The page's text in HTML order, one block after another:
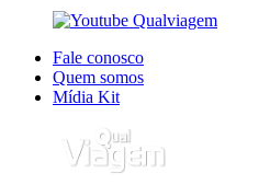
Fale conosco
Quem somos
Mídia Kit